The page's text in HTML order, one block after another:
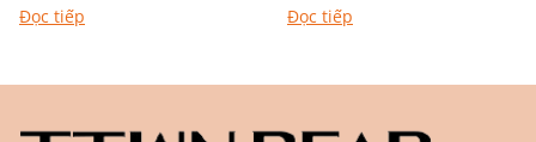
chặng đường học tập,...
Đọc tiếp
nghệ thuật Khác với túi
Đọc tiếp